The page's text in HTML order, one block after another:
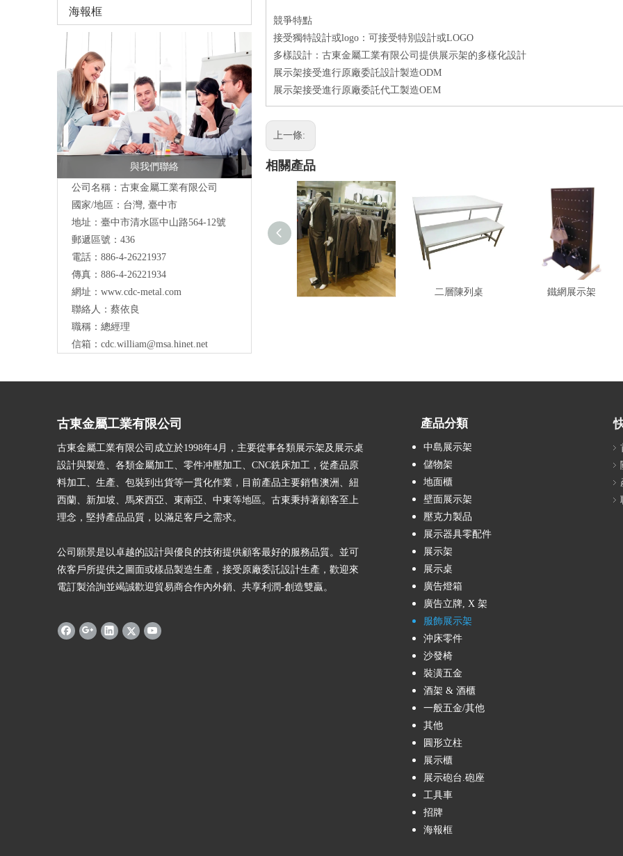
海報框
與我們聯絡
公司名稱：古東金屬工業有限公司
國家/地區：台灣, 臺中市
地址：臺中市清水區中山路564-12號
郵遞區號：436
電話：886-4-26221937
傳真：886-4-26221934
網址： www.cdc-metal.com
聯絡人：蔡依良
職稱：總經理
信箱： cdc.william@msa.hinet.net
競爭特點
接受獨特設計或logo：可接受特別設計或LOGO
多樣設計：古東金屬工業有限公司提供展示架的多樣化設計
展示架接受進行原廠委託設計製造ODM
展示架接受進行原廠委託代工製造OEM
上一條:
相關產品
中島服飾架 二層陳列桌 鐵網展示架
古東金屬工業有限公司
古東金屬工業有限公司成立於1998年4月，主要從事各類展示架及展示桌
設計與製造、各類金屬加工、零件冲壓加工、CNC銑床加工，從產品原
料加工、生產、包裝到出貨等一貫化作業，目前產品主要銷售澳洲、紐
西蘭、新加坡、馬來西亞、東南亞、中東等地區。古東秉持著顧客至上
理念，堅持產品品質，以滿足客戶之需求。
公司願景是以卓越的設計與優良的技術提供顧客最好的服務品質。並可
依客戶所提供之圖面或樣品製造生產，接受原廠委託設計生產，歡迎來
電訂製洽詢並竭誠歡迎貿易商合作內外銷、共享利潤-創造雙贏。
產品分類
中島展示架
儲物架
地面櫃
壁面展示架
壓克力製品
展示器具零配件
展示架
展示桌
廣告燈箱
廣告立牌, X 架
服飾展示架
沖床零件
沙發椅
裝潢五金
酒架 & 酒櫃
一般五金/其他
其他
圓形立柱
展示櫃
展示砲台.砲座
工具車
招牌
海報框